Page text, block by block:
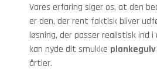
Vores erfaring siger os, at den
er den, der rent faktisk bliver
løsning, der passer realistisk ind i
kan nyde dit smukke
årtier.